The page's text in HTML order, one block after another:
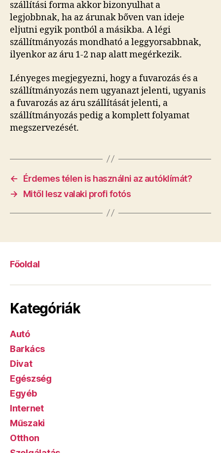
szállítási forma akkor bizonyulhat a
legjobbnak, ha az árunak bőven van ideje
eljutni egyik pontból a másikba. A légi
szállítmányozás mondható a leggyorsabbnak,
ilyenkor az áru 1-2 nap alatt megérkezik.
Lényeges megjegyezni, hogy a fuvarozás és a
szállítmányozás nem ugyanazt jelenti, ugyanis
a fuvarozás az áru szállítását jelenti, a
szállítmányozás pedig a komplett folyamat
megszervezését.
←
Érdemes télen is használni az autóklímát?
→
Mitől lesz valaki profi fotós
Főoldal
Kategóriák
Autó
Barkács
Divat
Egészség
Egyéb
Internet
Műszaki
Otthon